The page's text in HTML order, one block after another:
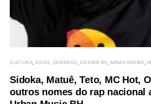
CULTURA DICAS DIVERSÃO GRANDE BH MINAS GERAIS
Sidoka, Matuê, Teto, MC Hot,
outros nomes do rap nacional